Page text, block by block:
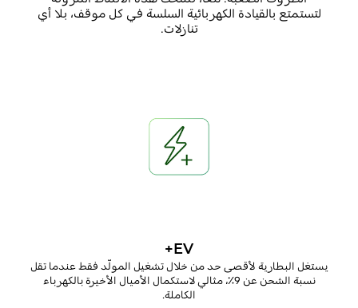
لتستمتع بالقيادة الكهربائية السلسة في كل موقف، بلا أي
تنازلات.
EV+
يستغل البطارية لأقصى حدمن خلال تشغيل المولّد فقط عندما تقل
نسبة الشحن عن 9٪، مثالي لاستكمال الأميال الأخيرة بالكهرباء
الكاملة.